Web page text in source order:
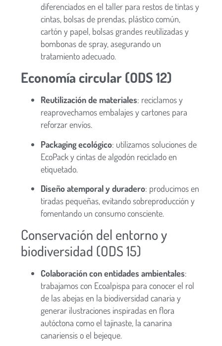
diferenciados en el taller para restos de tintas y
cintas, bolsas de prendas, plástico común,
cartón y papel, bolsas grandes reutilizadas y
bombonas de spray, asegurando un
tratamiento adecuado.
Economía circular (ODS 12)
Reutilización de materiales: reciclamos y
reaprovechamos embalajes y cartones para
reforzar envíos.
Packaging ecológico: utilizamos soluciones de
EcoPack y cintas de algodón reciclado en
etiquetado.
Diseño atemporal y duradero: producimos en
tiradas pequeñas, evitando sobreproducción y
fomentando un consumo consciente.
Conservación del entorno y
biodiversidad (ODS 15)
Colaboración con entidades ambientales:
trabajamos con Ecoalpispa para conocer el rol
de las abejas en la biodiversidad canaria y
generar ilustraciones inspiradas en flora
autóctona como el tajinaste, la canarina
canariensis o el bejeque.